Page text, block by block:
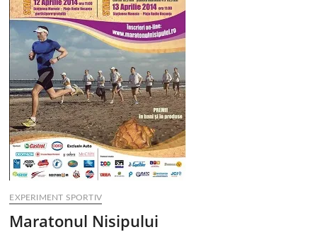
EXPERIMENT SPORTIV
Maratonul Nisipului